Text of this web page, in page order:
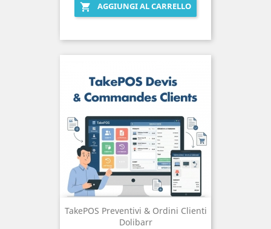
 AGGIUNGI AL CARRELLO
TakePOS Preventivi & Ordini Clienti
Dolibarr